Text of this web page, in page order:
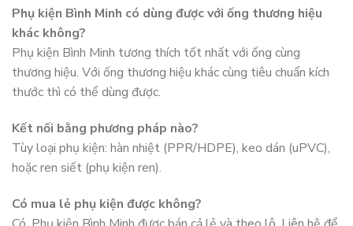
Phụ kiện Bình Minh có dùng được với ống thương hiệu
khác không?
Phụ kiện Bình Minh tương thích tốt nhất với ống cùng
thương hiệu. Với ống thương hiệu khác cùng tiêu chuẩn kích
thước thì có thể dùng được.
Kết nối bằng phương pháp nào?
Tùy loại phụ kiện: hàn nhiệt (PPR/HDPE), keo dán (uPVC),
hoặc ren siết (phụ kiện ren).
Có mua lẻ phụ kiện được không?